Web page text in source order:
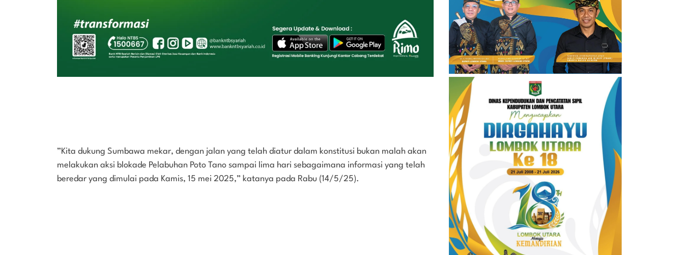
”Kita dukung Sumbawa mekar, dengan jalan yang telah diatur dalam konstitusi bukan malah akan
melakukan aksi blokade Pelabuhan Poto Tano sampai lima hari sebagaimana informasi yang telah
beredar yang dimulai pada Kamis, 15 mei 2025,” katanya pada Rabu (14/5/25).